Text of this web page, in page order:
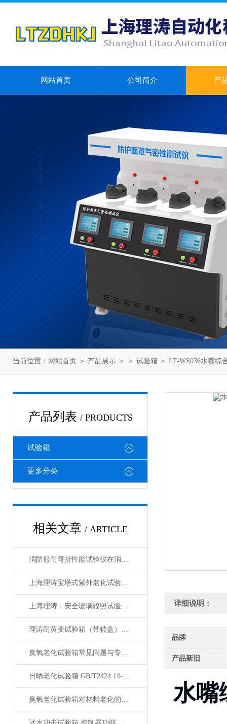
网站首页 公司简介 产
当前位置： 网站首页 ＞ 产品展示 ＞ ＞ 试验箱 ＞ LT-WS036水嘴综
产品列表 / PRODUCTS
试验箱
更多分类
相关文章 / ARTICLE
消防服耐弯折性能试验仪在消防服热防护性能衰减评估中的应用
上海理涛宝塔式紫外老化试验箱：性能稳定，科研与生产的理想选择
上海理涛：安全玻璃辐照试验箱，精准检测确保品质
理涛耐黄变试验箱（带转盘）操作规程 检测数据精准 符合测试标准
臭氧老化试验箱常见问题与专业解决方案汇总
日晒老化试验箱 GB/T2424.14-1995 综合气候试验装置 功能介绍
臭氧老化试验箱对材料老化的影响是怎样的？
详细说明：
品牌
产品新旧
水嘴